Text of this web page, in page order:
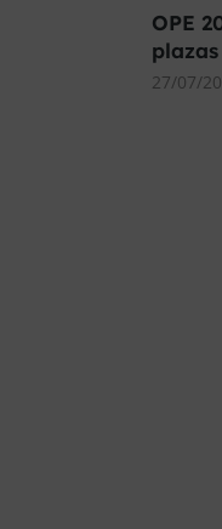
OPE
plazas
27/07/